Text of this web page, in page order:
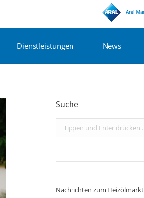
Dienstleistungen News
Suche
Search:
Nachrichten zum Heizölmarkt